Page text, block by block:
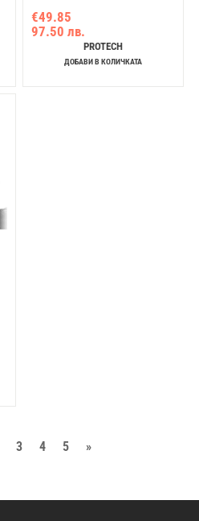
Cables, Hydro Bearing 120mm
OPP/OVP/OCP/SCP/OTP/UVP/SIP/
R-PF600X-HD0B-JGEU, 3Y
€49.85
97.50 лв.
PROTECH
ДОБАВИ В КОЛИЧКАТА
3 4 5 »